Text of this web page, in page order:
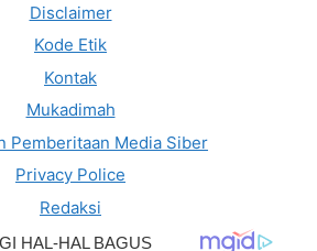
Disclaimer
Kode Etik
Kontak
Mukadimah
Pemberitaan Media Siber
Privacy Police
Redaksi